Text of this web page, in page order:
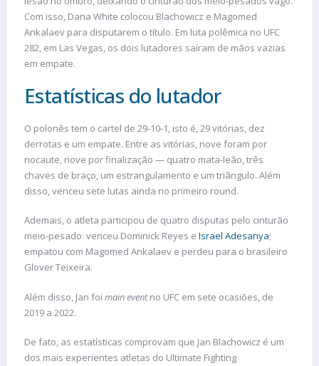
Com isso, Dana White colocou Blachowicz e Magomed
Ankalaev para disputarem o título. Em luta polêmica no UFC
282, em Las Vegas, os dois lutadores saíram de mãos vazias
em empate.
Estatísticas do lutador
O polonês tem o cartel de 29-10-1, isto é, 29 vitórias, dez
derrotas e um empate. Entre as vitórias, nove foram por
nocaute, nove por finalização — quatro mata-leão, três
chaves de braço, um estrangulamento e um triângulo. Além
disso, venceu sete lutas ainda no primeiro round.
Ademais, o atleta participou de quatro disputas pelo cinturão
meio-pesado: venceu Dominick Reyes e Israel Adesanya;
empatou com Magomed Ankalaev e perdeu para o brasileiro
Glover Teixeira.
Além disso, Jan foi main eventno UFC em sete ocasiões, de
2019 a 2022.
De fato, as estatísticas comprovam que Jan Blachowicz é um
dos mais experientes atletas do Ultimate Fighting